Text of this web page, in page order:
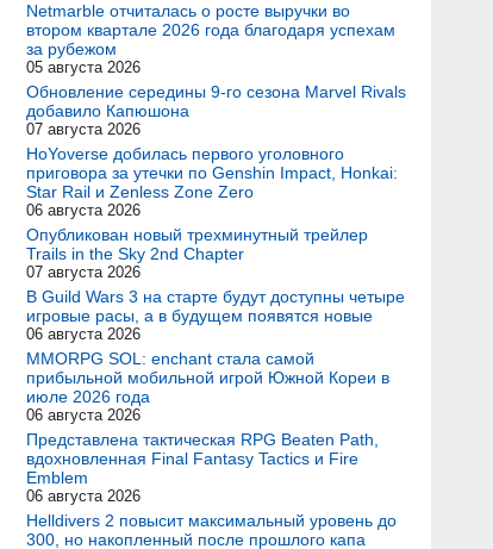
Netmarble отчиталась о росте выручки во
втором квартале 2026 года благодаря успехам
за рубежом
05 августа 2026
Обновление середины 9-го сезона Marvel Rivals
добавило Капюшона
07 августа 2026
HoYoverse добилась первого уголовного
приговора за утечки по Genshin Impact, Honkai:
Star Rail и Zenless Zone Zero
06 августа 2026
Опубликован новый трехминутный трейлер
Trails in the Sky 2nd Chapter
07 августа 2026
В Guild Wars 3 на старте будут доступны четыре
игровые расы, а в будущем появятся новые
06 августа 2026
MMORPG SOL: enchant стала самой
прибыльной мобильной игрой Южной Кореи в
июле 2026 года
06 августа 2026
Представлена тактическая RPG Beaten Path,
вдохновленная Final Fantasy Tactics и Fire
Emblem
06 августа 2026
Helldivers 2 повысит максимальный уровень до
300, но накопленный после прошлого капа